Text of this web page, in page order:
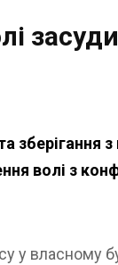
зберігання
волі з
у власному